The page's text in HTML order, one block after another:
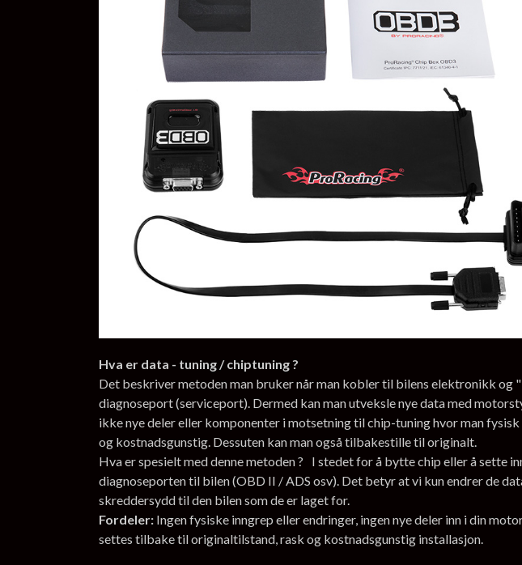
Hva er data - tuning / chiptuning ?
Det beskriver metoden man bruker når man kobler til bilens elektronikk
diagnoseport (serviceport). Dermed kan man utveksle nye data med
ikke nye deler eller komponenter i motsetning til chip-tuning hvor man
og kostnadsgunstig. Dessuten kan man også tilbakestille til originalt.
Hva er spesielt med denne metoden ? I stedet for å bytte chip eller å sette
diagnoseporten til bilen (OBD II / ADS osv). Det betyr at vi kun endrer de
skreddersydd til den bilen som de er laget for.
Fordeler: Ingen fysiske inngrep eller endringer, ingen nye deler inn i din
settes tilbake til originaltilstand, rask og kostnadsgunstig installasjon.